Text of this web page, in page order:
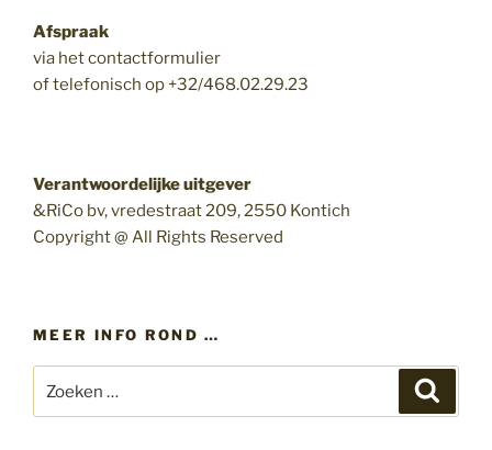
Afspraak
via het contactformulier
of telefonisch op +32/468.02.29.23
Verantwoordelijke uitgever
&RiCo bv, vredestraat 209, 2550 Kontich
Copyright @ All Rights Reserved
MEER INFO ROND …
naar: